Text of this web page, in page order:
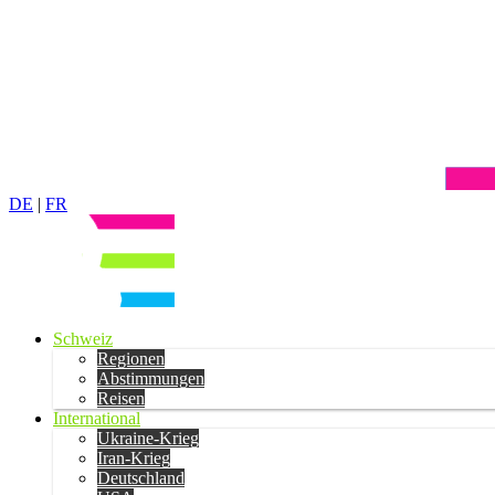
DE | FR
Schweiz
Regionen
Abstimmungen
Reisen
International
Ukraine-Krieg
Iran-Krieg
Deutschland